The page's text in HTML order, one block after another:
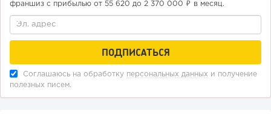
франшиз с прибылью от 55 620 до 2 370 000 ₽ в месяц.
Соглашаюсь на обработку персональных данных и получение
полезных писем.